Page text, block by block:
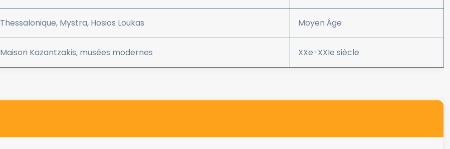
Thessalonique, Mystra, Hosios Loukas Moyen Âge
Maison Kazantzakis, musées modernes XXe-XXIe siècle